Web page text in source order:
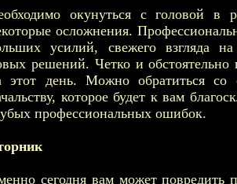
окунуться с головой в
осложнения.
усилий, свежего взгляда
решений. Четко и обстоятельно
этот день. Можно обратиться со
которое будет к вам
профессиональных ошибок.
сегодня вам может повредить